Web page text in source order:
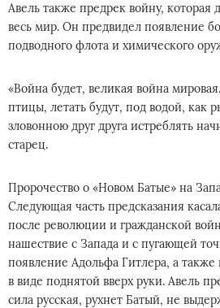
Авель также предрек войну, которая
весь мир. Он предвидел появление
подводного флота и химического
«Война будет, великая война
птицы, летать будут, под водой, как
зловонною друг друга истреблять
старец.
Пророчество о «Новом Батые» на
Следующая часть предсказания
после революции и гражданской
нашествие с Запада и с пугающей
появление Адольфа Гитлера, а также
в виде поднятой вверх руки. Авель
сила русская, рухнет Батый, не